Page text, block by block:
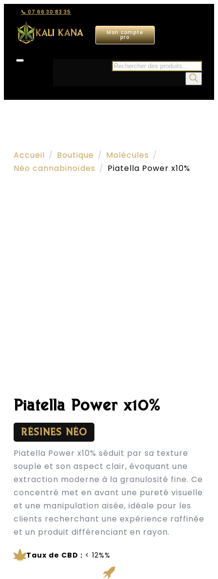
📞 07 66 30 83 35
Mon compte
pro
Recherche
Accueil Boutique
Molécules
Néo cannabinoïdes
Piatella Power x10%
Piatella Power x10%
RÉSINES NÉO
Piatella Power x10% séduit par sa texture
souple et son aspect clair, évoquant une
extraction moderne à la granulosité fine. Ce
concentré met en avant une pureté visuelle
et une manipulation aisée, idéale pour les
clients recherchant une expérience raffinée
et un produit différenciant en rayon.
Taux de CBD : < 12%%